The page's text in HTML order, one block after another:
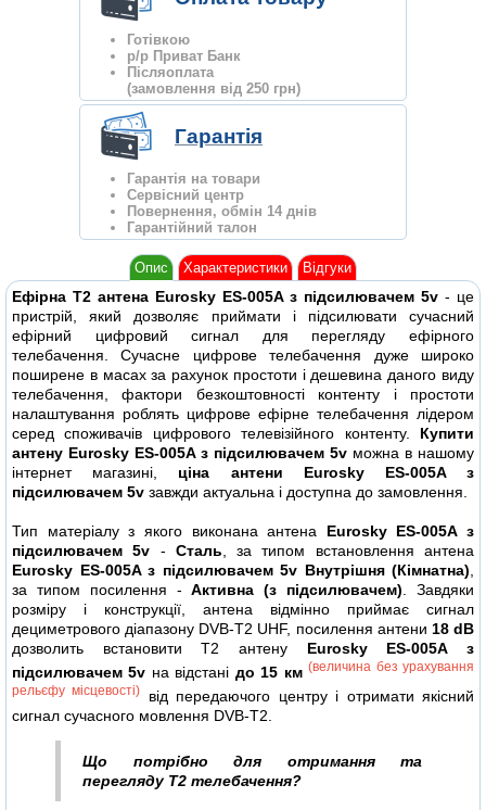
Готівкою
р/р Приват Банк
Післяоплата
(замовлення від 250 грн)
Гарантія
Гарантія на товари
Сервісний центр
Повернення, обмін 14 днів
Гарантійний талон
Опис Характеристики Відгуки
Ефірна Т2 антена Eurosky ES-005A з підсилювачем 5v - це
пристрій, який дозволяє приймати і підсилювати сучасний
ефірний цифровий сигнал для перегляду ефірного
телебачення. Сучасне цифрове телебачення дуже широко
поширене в масах за рахунок простоти і дешевина даного виду
телебачення, фактори безкоштовності контенту і простоти
налаштування роблять цифрове ефірне телебачення лідером
серед споживачів цифрового телевізійного контенту. Купити
антену Eurosky ES-005A з підсилювачем 5v можна в нашому
інтернет магазині, ціна антени Eurosky ES-005A з
підсилювачем 5v завжди актуальна і доступна до замовлення.
Тип матеріалу з якого виконана антена Eurosky ES-005A з
підсилювачем 5v - Сталь, за типом встановлення антена
Eurosky ES-005A з підсилювачем 5v Внутрішня (Кімнатна),
за типом посилення -Активна (з підсилювачем). Завдяки
розміру і конструкції, антена відмінно приймає сигнал
дециметрового діапазону DVB-T2 UHF, посилення антени 18 dB
дозволить встановити Т2 антену Eurosky ES-005A з
підсилювачем 5v на відстані до 15 км (величина без урахування
рельєфу місцевості)
від передаючого центру і отримати якісний
сигнал сучасного мовлення DVB-T2.
Що потрібно для отримання та
перегляду Т2 телебачення?